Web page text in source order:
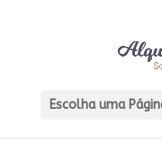
Escolha uma